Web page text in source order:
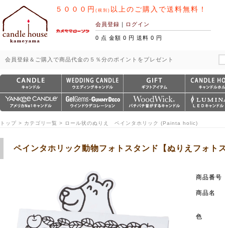
５０００円 (税別) 以上のご購入で送料無料！
会員登録 ｜ ログイン
0 点 金額 0 円 送料 0 円
会員登録＆ご購入で商品代金の５％分のポイントをプレゼント
トップ > カテゴリ一覧 > ロール状のぬりえ ペインタホリック (Painta holic)
ペインタホリック動物フォトスタンド【ぬりえフォ
商品番号
商品名
色